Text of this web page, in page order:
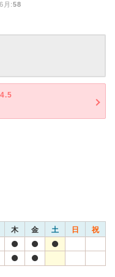
:58
4.5
木 金 土 日 祝